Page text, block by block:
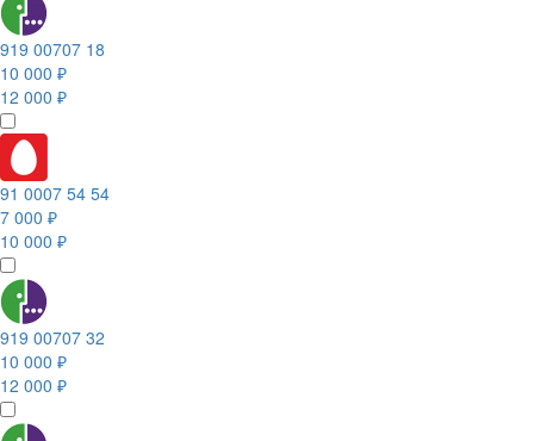
919 00707 18
10 000 ₽
12 000 ₽
91 0007 54 54
7 000 ₽
10 000 ₽
919 00707 32
10 000 ₽
12 000 ₽